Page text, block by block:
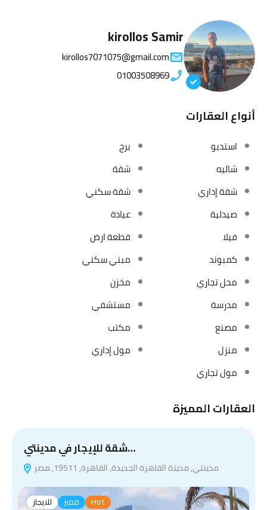
kirollos Samir
kirollos7071075@gmail.com
01003508969
أنواع العقارات
استديو
برج
شاليه
شقة
شقة إداري
شقة سكني
صيدلية
عيادة
فيلا
قطعة ارض
كمبوند
مبني سكني
محل تجاري
مخزن
مدرسة
مستشفي
مصنع
مكتب
منزل
مول إداري
مول تجاري
العقارات المميزة
شقة للإيجار في مدينتي…
مدينتي, مدينة القاهرة الجديدة, القاهرة, 19511, مصر
للايجار مميز Hot